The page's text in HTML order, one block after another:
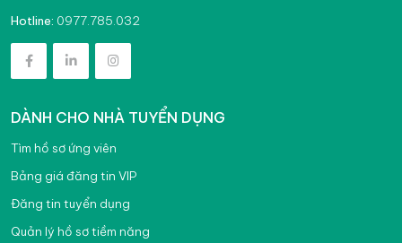
Hotline: 0977.785.032
DÀNH CHO NHÀ TUYỂN DỤNG
Tìm hồ sơ ứng viên
Bảng giá đăng tin VIP
Đăng tin tuyển dụng
Quản lý hồ sơ tiềm năng